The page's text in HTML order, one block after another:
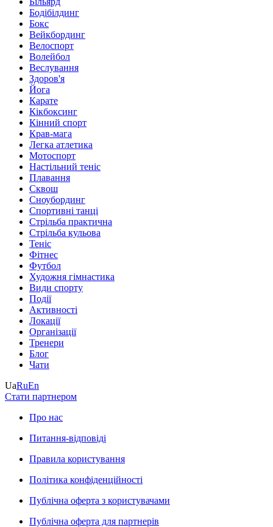
Бодібілдинг
Бокс
Вейкбординг
Велоспорт
Волейбол
Веслування
Здоров'я
Йога
Карате
Кікбоксинг
Кінний спорт
Крав-мага
Легка атлетика
Мотоспорт
Настільний теніс
Плавання
Сквош
Сноубординг
Спортивні танці
Стрільба практична
Стрільба кульова
Теніс
Фітнес
Футбол
Художня гімнастика
Види спорту
Події
Активності
Локації
Організації
Тренери
Блог
Чати
UaRuEn
Стати партнером
Про нас
Питання-відповіді
Правила користування
Політика конфіденційності
Публічна оферта з користувачами
Публічна оферта для партнерів